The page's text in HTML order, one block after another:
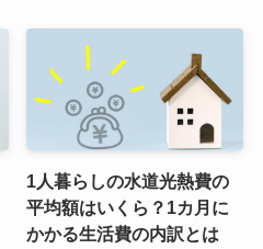
1人暮らしの水道光熱費の
平均額はいくら？1カ月に
かかる生活費の内訳とは